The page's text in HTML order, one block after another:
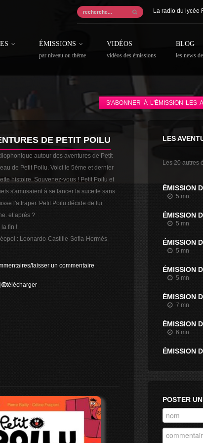
La radio du lycée
ÉMISSIONS
par niveau ou thème
VIDÉOS
vidéos des émissions
BLOG
les news
S'ABONNER À L'ÉMISSION LES
DE PETIT POILU
autour des aventures de Petit
de Petit Poilu. Voici le 5ème et dernier
histoire. Souvenez-vous ! Petit Poilu et
s'amusaient à se lancer la sucette sans
l'attraper. Petit Poilu décide de lui
et après ?
fin !
: Leonardo-Castille-Sofía-Hermès
laisser un commentaire
| télécharger
LES
Les 20 autres
ÉMISSION
5 mn
ÉMISSION
5 mn
ÉMISSION
5 mn
ÉMISSION
5 mn
ÉMISSION
7 mn
ÉMISSION
6 mn
ÉMISSION
3 mn
ÉMISSION
POSTER